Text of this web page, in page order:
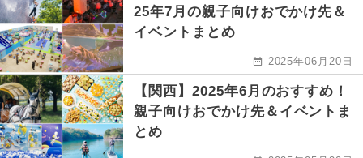
25年7月の親子向けおでかけ先＆
イベントまとめ
2025年06月20日
【関西】2025年6月のおすすめ！
親子向けおでかけ先＆イベントま
とめ